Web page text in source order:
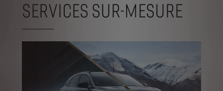
SERVICES SUR-MESURE